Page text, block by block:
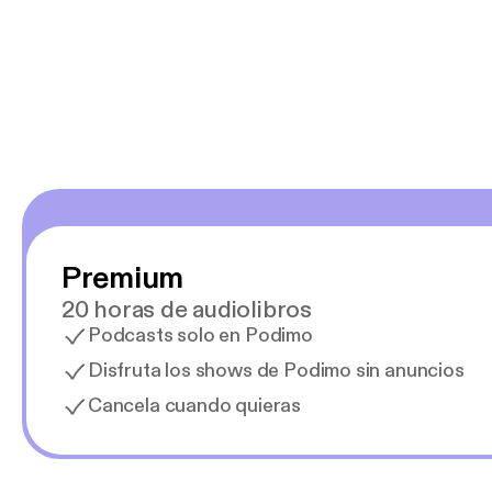
Premium
20 horas de audiolibros
Podcasts solo en Podimo
Disfruta los shows de Podimo sin anuncios
Cancela cuando quieras